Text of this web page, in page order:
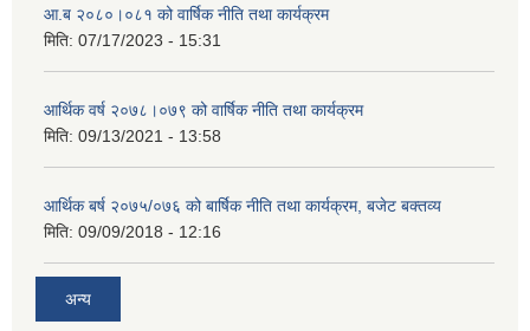
आ.ब २०८०।०८१ को वार्षिक नीति तथा कार्यक्रम
मिति: 07/17/2023 - 15:31
आर्थिक वर्ष २०७८।०७९ को वार्षिक नीति तथा कार्यक्रम
मिति: 09/13/2021 - 13:58
आर्थिक बर्ष २०७५/०७६ को बार्षिक नीति तथा कार्यक्रम, बजेट बक्तव्य
मिति: 09/09/2018 - 12:16
अन्य